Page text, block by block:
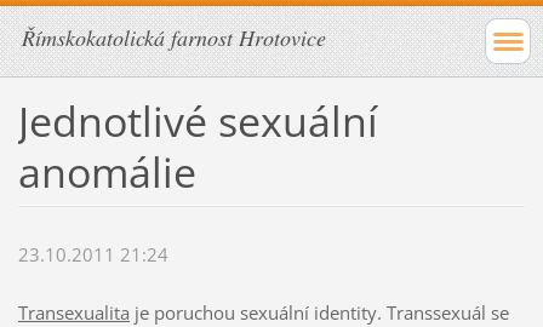
Římskokatolická farnost Hrotovice
Jednotlivé sexuální
anomálie
23.10.2011 21:24
Transexualita je poruchou sexuální identity. Transsexuál se